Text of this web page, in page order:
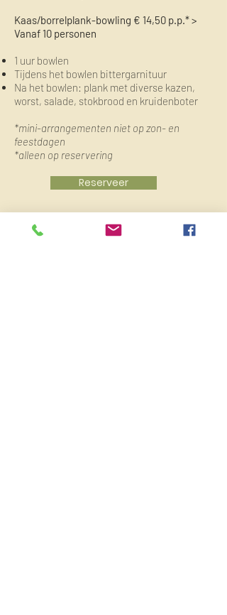
Kaas/borrelplank-bowling € 14,50 p.p.* >
Vanaf 10 personen
1 uur bowlen
Tijdens het bowlen bittergarnituur
Na het bowlen: plank met diverse kazen,
worst, salade, stokbrood en kruidenboter
*mini-arrangementen niet op zon- en
feestdagen
*alleen op reservering
Reserveer